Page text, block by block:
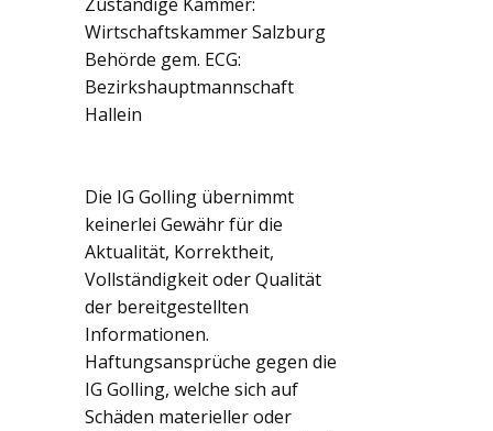
Wirtschaftskammer Salzburg
Behörde gem. ECG:
Bezirkshauptmannschaft
Hallein
Die IG Golling übernimmt
keinerlei Gewähr für die
Aktualität, Korrektheit,
Vollständigkeit oder Qualität
der bereitgestellten
Informationen.
Haftungsansprüche gegen die
IG Golling, welche sich auf
Schäden materieller oder